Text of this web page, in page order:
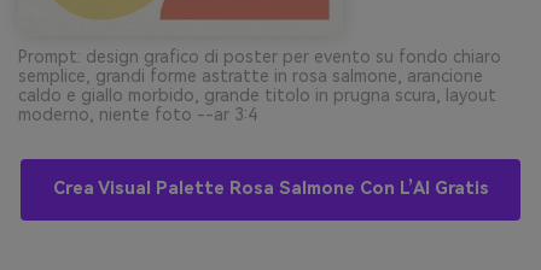
Prompt: design grafico di poster per evento su fondo chiaro
semplice, grandi forme astratte in rosa salmone, arancione
caldo e giallo morbido, grande titolo in prugna scura, layout
moderno, niente foto --ar 3:4
Crea Visual Palette Rosa Salmone Con L’AI Gratis